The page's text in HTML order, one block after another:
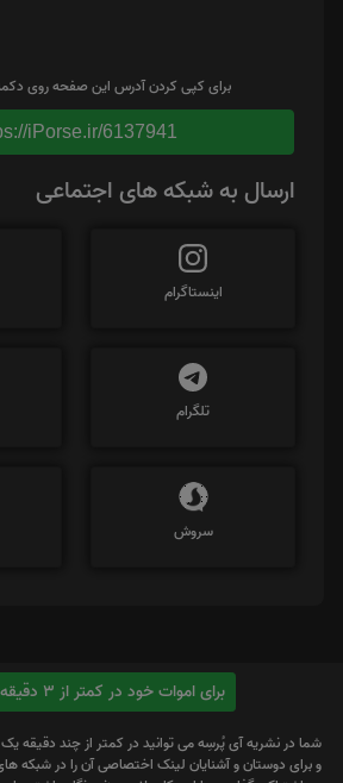
برای کپی کردن آدرس این صفحه روی
iPorse.ir/6137941
ارسال به شبکه های اجتماعی
اینستاگرام
تلگرام
سروش
برای اموات خود در کمتر از 3 دقیقه یادبود بسازید
شما در نشریه آی پُرسِه می توانید در کمتر از چند دقیقه
و برای دوستان و آشنایان لینک اختصاصی آن را در شبکه